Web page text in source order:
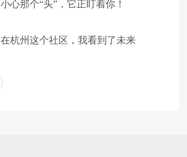
小心那个“头”，它正盯着你！
在杭州这个社区，我看到了未来